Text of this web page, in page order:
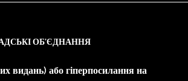
ОБ’ЄДНАННЯ
видань) або гіперпосилання на